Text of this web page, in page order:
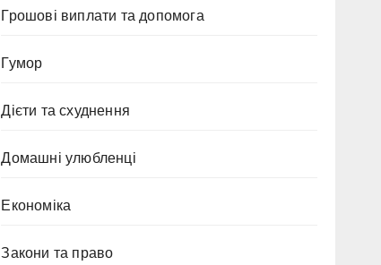
Грошові виплати та допомога
Гумор
Дієти та схуднення
Домашні улюбленці
Економіка
Закони та право